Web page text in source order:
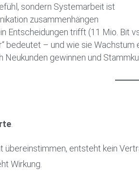
sondern Systemarbeit ist
zusammenhängen
Entscheidungen trifft (11 Mio. Bit
bedeutet – und wie sie Wachstum
Neukunden gewinnen und
übereinstimmen, entsteht kein
Wirkung.